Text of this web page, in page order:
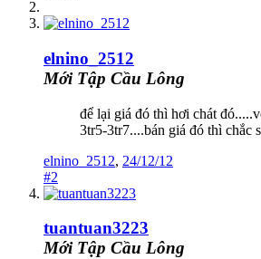
elnino_2512
Mới Tập Cầu Lông
để lại giá đó thì hơi chát
3tr5-3tr7....bán giá đó thì chắc
elnino_2512, 24/12/12
#2
tuantuan3223
Mới Tập Cầu Lông